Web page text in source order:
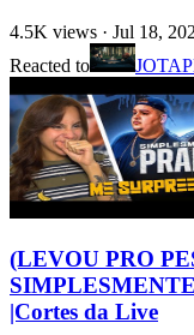
4.5K views · Jul 18,
Reacted to
(LEVOU PRO
|Cortes da Live